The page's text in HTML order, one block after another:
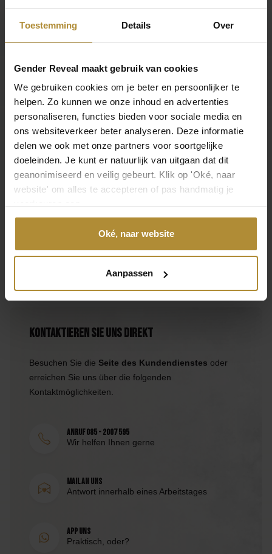
Toestemming Details Over
Gender Reveal maakt gebruik van cookies
We gebruiken cookies om je beter en persoonlijker te
helpen. Zo kunnen we onze inhoud en advertenties
personaliseren, functies bieden voor sociale media en
ons websiteverkeer beter analyseren. Deze informatie
delen we ook met onze partners voor soortgelijke
doeleinden. Je kunt er natuurlijk van uitgaan dat dit
geanonimiseerd en veilig gebeurt. Klik op 'Oké, naar
website' om alles te accepteren of pas handmatig je
Oké, naar website
Aanpassen
Material
Farbe
Rosa
Inhalt
250 ml
SKU
GRN-029
EAN
6154345630690
Eine Bewertung hinterlassen
Kontaktieren Sie uns direkt
Besuchen Sie die Seite des Kundendienstes oder
erreichen Sie uns über die folgenden
Kontaktmöglichkeiten.
Anruf 085 - 2007 595
Wir helfen Ihnen gerne
Mail an uns
Antwort innerhalb eines Arbeitstages
App uns
Praktisch, oder?